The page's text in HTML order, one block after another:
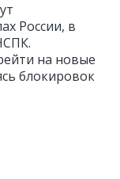
России, в
на новые
блокировок